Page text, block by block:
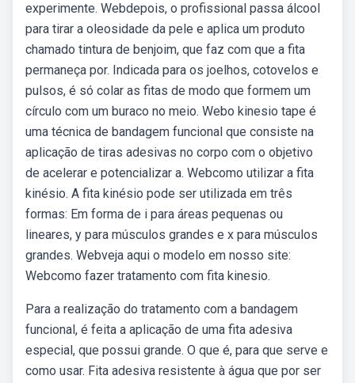
experimente. Webdepois, o profissional passa álcool
para tirar a oleosidade da pele e aplica um produto
chamado tintura de benjoim, que faz com que a fita
permaneça por. Indicada para os joelhos, cotovelos e
pulsos, é só colar as fitas de modo que formem um
círculo com um buraco no meio. Webo kinesio tape é
uma técnica de bandagem funcional que consiste na
aplicação de tiras adesivas no corpo com o objetivo
de acelerar e potencializar a. Webcomo utilizar a fita
kinésio. A fita kinésio pode ser utilizada em três
formas: Em forma de i para áreas pequenas ou
lineares, y para músculos grandes e x para músculos
grandes. Webveja aqui o modelo em nosso site:
Webcomo fazer tratamento com fita kinesio.
Para a realização do tratamento com a bandagem
funcional, é feita a aplicação de uma fita adesiva
especial, que possui grande. O que é, para que serve e
como usar. Fita adesiva resistente à água que por ser